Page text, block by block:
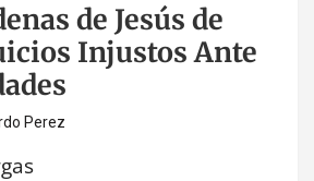
de Jesús de
Injustos Ante
Perez